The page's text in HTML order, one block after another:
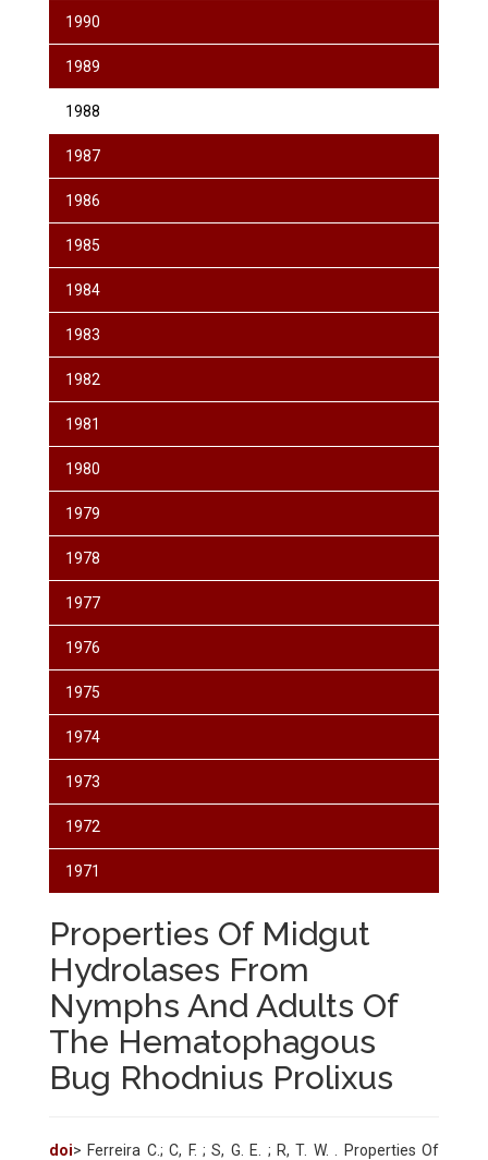
1990
1989
1988
1987
1986
1985
1984
1983
1982
1981
1980
1979
1978
1977
1976
1975
1974
1973
1972
1971
Properties Of Midgut
Hydrolases From
Nymphs And Adults Of
The Hematophagous
Bug Rhodnius Prolixus
doi> Ferreira C.; C, F. ; S, G. E. ; R, T. W. . Properties Of